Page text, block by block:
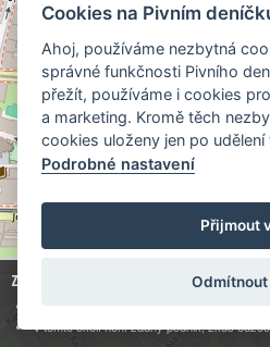
Zobrazuji
V tomto okolí není žádný podnik, zkus
Cookies na Pivním
Ahoj, používáme nezbytná
správné funkčnosti Pivního
přežít, používáme i cookies
a marketing. Kromě těch
cookies uloženy jen po
Podrobné nastavení
Přijmout
Odmítnout